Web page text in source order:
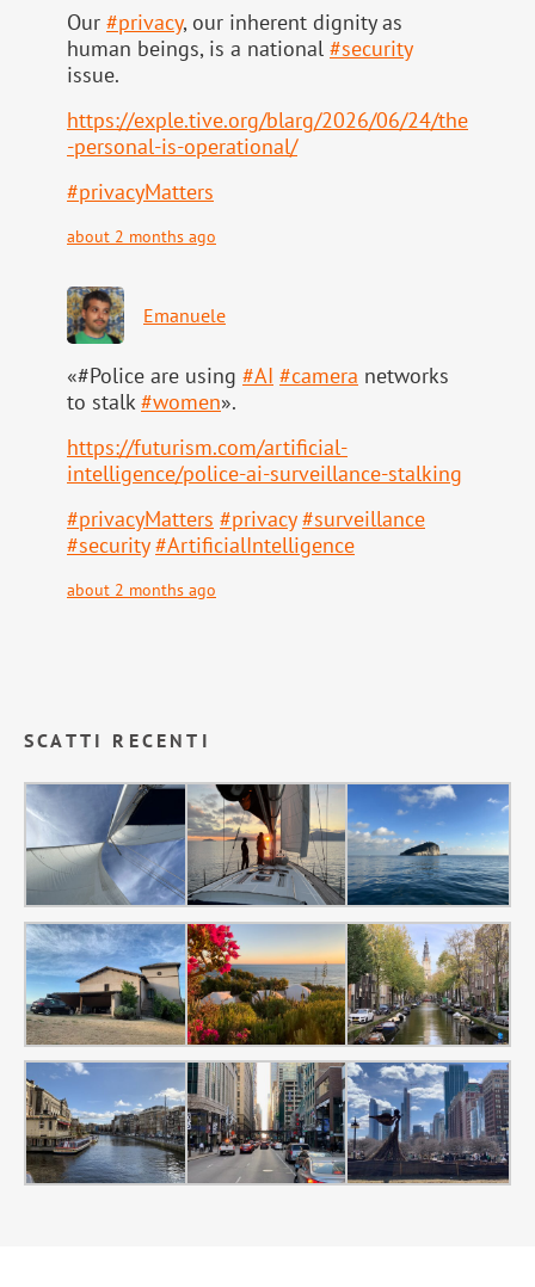
Our #privacy, our inherent dignity as
human beings, is a national #security
issue.
https://exple.tive.org/blarg/2026/06/24/the
-personal-is-operational/
#privacyMatters
about 2 months ago
Emanuele
«#Police are using #AI #camera networks
to stalk#women».
https://futurism.com/artificial-
intelligence/police-ai-surveillance-stalking
#privacyMatters #privacy #surveillance
#security #ArtificialIntelligence
about 2 months ago
SCATTI RECENTI